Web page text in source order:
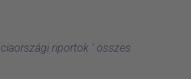
riportok ' összes